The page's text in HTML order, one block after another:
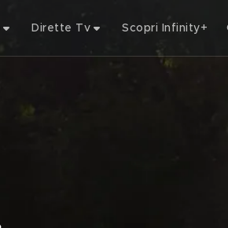
Dirette Tv Scopri Infinity+